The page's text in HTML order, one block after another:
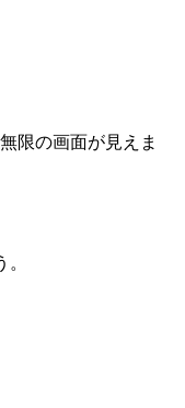
限の画面が見えま